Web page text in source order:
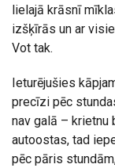
lielajā krāsnī
izšķīrās un ar
Vot tak.
Ieturējušies
precīzi pēc
nav galā – krietnu
autoostas, tad
pēc pāris